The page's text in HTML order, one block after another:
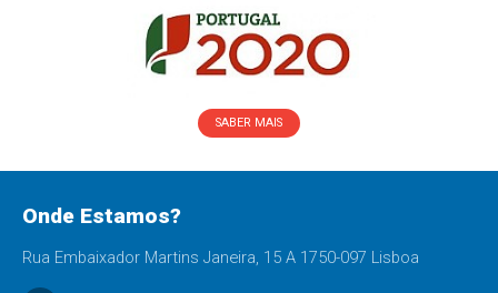
SABER MAIS
Onde Estamos?
Rua Embaixador Martins Janeira, 15 A 1750-097 Lisboa